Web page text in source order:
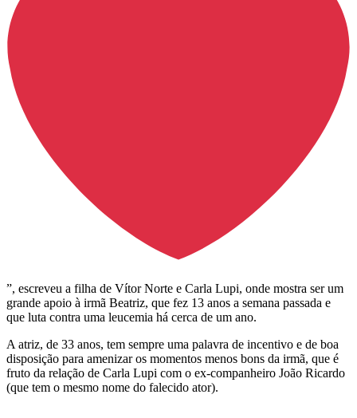
”, escreveu a filha de Vítor Norte e Carla Lupi, onde mostra ser um
grande apoio à irmã Beatriz, que fez 13 anos a semana passada e
que luta contra uma leucemia há cerca de um ano.
A atriz, de 33 anos, tem sempre uma palavra de incentivo e de boa
disposição para amenizar os momentos menos bons da irmã, que é
fruto da relação de Carla Lupi com o ex-companheiro João Ricardo
(que tem o mesmo nome do falecido ator).